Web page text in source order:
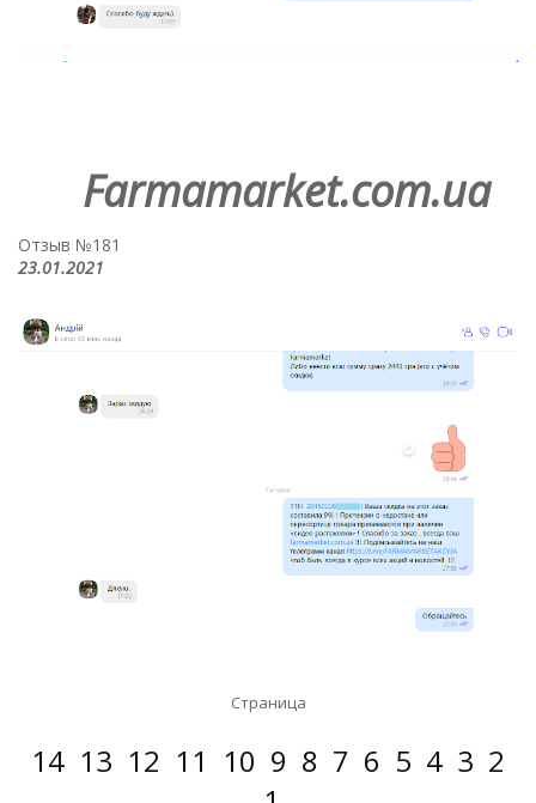
Farmamarket.com.ua
Отзыв №181
23.01.2021
Страница
14 13 12 11 10 9 8 7 6 5 4 3 2